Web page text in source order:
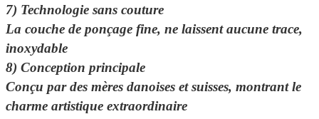
7) Technologie sans couture
La couche de ponçage fine, ne laissent aucune trace,
inoxydable
8) Conception principale
Conçu par des mères danoises et suisses, montrant le
charme artistique extraordinaire